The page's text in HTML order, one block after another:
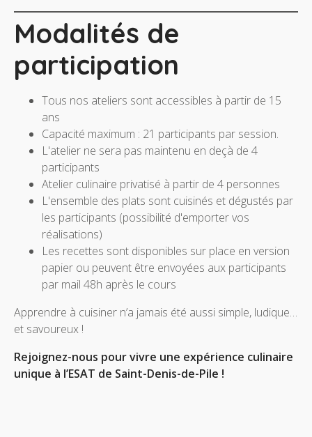
Modalités de
participation
Tous nos ateliers sont accessibles à partir de 15
ans
Capacité maximum : 21 participants par session.
L'atelier ne sera pas maintenu en deçà de 4
participants
Atelier culinaire privatisé à partir de 4 personnes
L'ensemble des plats sont cuisinés et dégustés par
les participants (possibilité d'emporter vos
réalisations)
Les recettes sont disponibles sur place en version
papier ou peuvent être envoyées aux participants
par mail 48h après le cours
Apprendre à cuisiner n’a jamais été aussi simple, ludique…
et savoureux !
Rejoignez-nous pour vivre une expérience culinaire
unique à l’ESAT de Saint-Denis-de-Pile !